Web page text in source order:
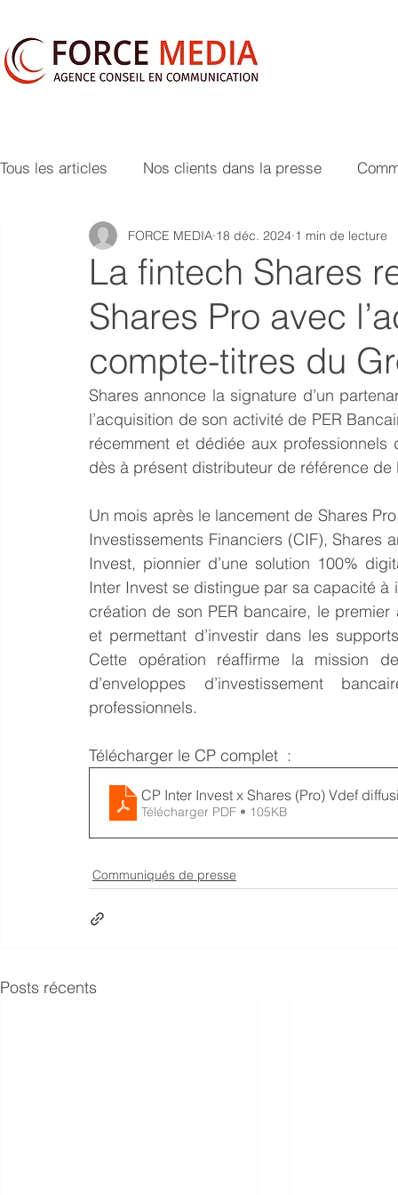
Tous les articles Nos clients dans la presse
La fintech Shares
Shares Pro avec
compte-titres du
FORCE MEDIA 18 déc. 2024 1 min de lecture
Shares annonce la signature d’un
l’acquisition de son activité de PER
récemment et dédiée aux
dès à présent distributeur de référence de
Un mois après le lancement de Shares
Investissements Financiers (CIF), Shares
Invest, pionnier d’une solution 100%
Inter Invest se distingue par sa capacité
création de son PER bancaire, le
et permettant d’investir dans les
Cette opération réaffirme la mission
d’enveloppes d’investissement
professionnels.
Télécharger le CP complet  :
CP Inter Invest x Shares (Pro) Vdef
Télécharger PDF • 105KB
Communiqués de presse
Posts récents